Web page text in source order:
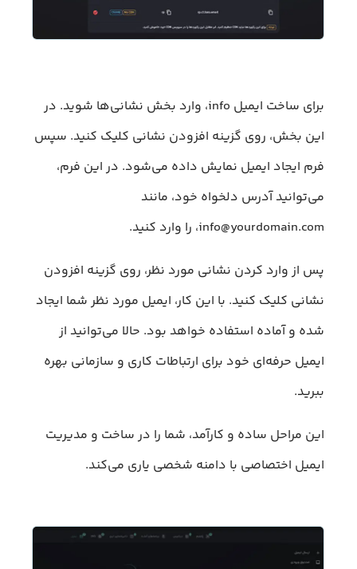
برای ساخت ایمیل info، وارد بخش نشانی‌ها شوید. در
این بخش، روی گزینه افزودن نشانی کلیک کنید. سپس
فرم ایجاد ایمیل نمایش داده می‌شود. در این فرم،
می‌توانید آدرس دلخواه خود، مانند
info@yourdomain.com، را وارد کنید.
پس از وارد کردن نشانی مورد نظر، روی گزینه افزودن
نشانی کلیک کنید. با این کار، ایمیل مورد نظر شما ایجاد
شده و آماده استفاده خواهد بود. حالا می‌توانید از
ایمیل حرفه‌ای خود برای ارتباطات کاری و سازمانی بهره
ببرید.
این مراحل ساده و کارآمد، شما را در ساخت و مدیریت
ایمیل اختصاصی با دامنه شخصی یاری می‌کند.